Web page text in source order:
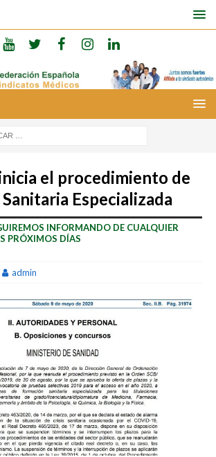
el procedimiento de
Especializada
INFORMANDO DE CUALQUIER
PRÓXIMOS DÍAS
admin